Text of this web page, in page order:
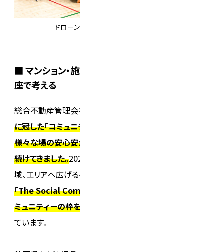
ドローン操縦体験に大人も子供も夢中
■ マンション・施設の枠を超え、広い視野高い視
座で考える
総合不動産管理会社である
に冠した「コミュニティー」への想いを大切に、創業以来、
様々な場の安心安全で快適な「あたりまえの毎日」を支え
続けてきました。2025年には、その対象を建物単体から地
域、エリアへ広げるべく新たな
「The Social Company」
ミュニティーの枠を越えて、もっとソーシャルに。」
ています。